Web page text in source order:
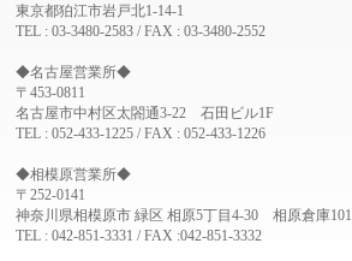
東京都狛江市岩戸北1-14-1
TEL : 03-3480-2583 / FAX : 03-3480-2552
◆名古屋営業所◆
〒453-0811
名古屋市中村区太閤通3-22 石田ビル1F
TEL : 052-433-1225 / FAX : 052-433-1226
◆相模原営業所◆
〒252-0141
神奈川県相模原市 緑区 相原5丁目4-30 相原倉庫101
TEL : 042-851-3331 / FAX :042-851-3332